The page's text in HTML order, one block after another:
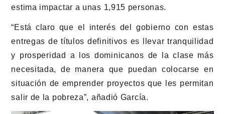
estima impactar a unas 1,915 personas.
“Está claro que el interés del gobierno con estas
entregas de títulos definitivos es llevar tranquilidad
y prosperidad a los dominicanos de la clase más
necesitada, de manera que puedan colocarse en
situación de emprender proyectos que les permitan
salir de la pobreza”, añadió García.